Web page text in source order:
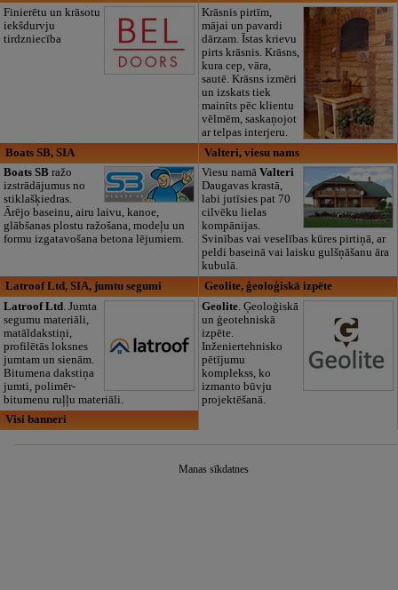
Finierētu un krāsotu
iekšdurvju
tirdzniecība
Krāsnis pirtīm,
mājai un pavardi
dārzam. Īstas krievu
pirts krāsnis. Krāsns,
kura cep, vāra,
sautē. Krāsns izmēri
un izskats tiek
mainīts pēc klientu
vēlmēm, saskaņojot
ar telpas interjeru.
Boats SB, SIA
Boats SBražo
izstrādājumus no
stiklašķiedras.
Ārējo baseinu, airu laivu, kanoe,
glābšanas plostu ražošana, modeļu un
formu izgatavošana betona lējumiem.
Valteri, viesu nams
Viesu namāValteri
Daugavas krastā,
labi jutīsies pat 70
cilvēku lielas
kompānijas.
Svinības vai veselības kūres pirtiņā, ar
peldi baseinā vai laisku gulšņāšanu āra
kubulā.
Latroof Ltd, SIA, jumtu segumi
Latroof Ltd. Jumta
segumu materiāli,
matāldakstiņi,
profilētās loksnes
jumtam un sienām.
Bitumena dakstiņa
jumti, polimēr-
bitumenu ruļļu materiāli.
Geolite, ģeoloģiskā izpēte
Geolite . Ģeoloģiskā
un ģeotehniskā
izpēte.
Inženiertehnisko
pētījumu
komplekss, ko
izmanto būvju
projektēšanā.
Visi banneri
Manas sīkdatnes